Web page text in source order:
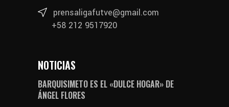
prensaligafutve@gmail.com
+58 212 9517920
NOTICIAS
BARQUISIMETO ES EL «DULCE HOGAR» DE
ÁNGEL FLORES